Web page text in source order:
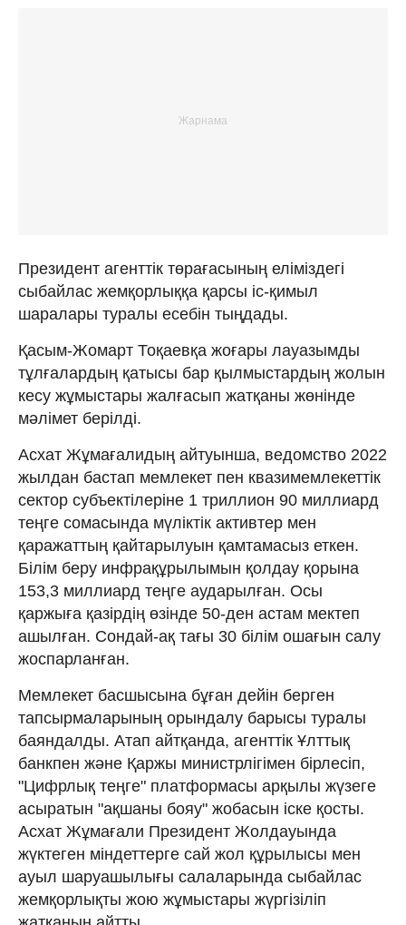
Президент агенттік төрағасының еліміздегі
сыбайлас жемқорлыққа қарсы іс-қимыл
шаралары туралы есебін тыңдады.
Қасым-Жомарт Тоқаевқа жоғары лауазымды
тұлғалардың қатысы бар қылмыстардың жолын
кесу жұмыстары жалғасып жатқаны жөнінде
мәлімет берілді.
Асхат Жұмағалидың айтуынша, ведомство 2022
жылдан бастап мемлекет пен квазимемлекеттік
сектор субъектілеріне 1 триллион 90 миллиард
теңге сомасында мүліктік активтер мен
қаражаттың қайтарылуын қамтамасыз еткен.
Білім беру инфрақұрылымын қолдау қорына
153,3 миллиард теңге аударылған. Осы
қаржыға қазірдің өзінде 50-ден астам мектеп
ашылған. Сондай-ақ тағы 30 білім ошағын салу
жоспарланған.
Мемлекет басшысына бұған дейін берген
тапсырмаларының орындалу барысы туралы
баяндалды. Атап айтқанда, агенттік Ұлттық
банкпен және Қаржы министрлігімен бірлесіп,
"Цифрлық теңге" платформасы арқылы жүзеге
асыратын "ақшаны бояу" жобасын іске қосты.
Асхат Жұмағали Президент Жолдауында
жүктеген міндеттерге сай жол құрылысы мен
ауыл шаруашылығы салаларында сыбайлас
жемқорлықты жою жұмыстары жүргізіліп